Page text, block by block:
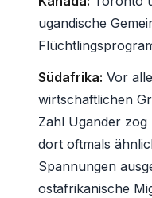
ugandische
Südafrika: Vor
wirtschaftlichen
Zahl Ugander
dort oftmals
Spannungen
ostafrikanische